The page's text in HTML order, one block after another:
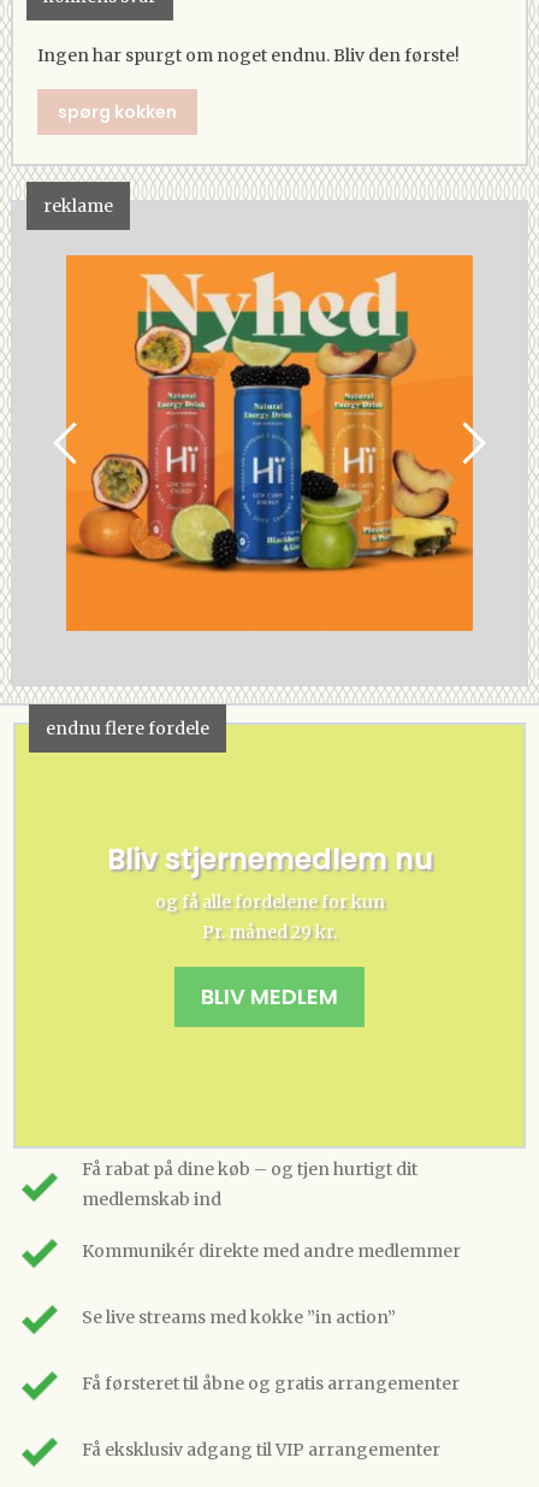
Ingen har spurgt om noget endnu. Bliv den første!
spørg kokken
reklame
endnu flere fordele
Bliv stjernemedlem nu
og få alle fordelene for kun
Pr. måned 29 kr.
BLIV MEDLEM
Få rabat på dine køb – og tjen hurtigt dit
medlemskab ind
Kommunikér direkte med andre medlemmer
Se live streams med kokke ”in action”
Få førsteret til åbne og gratis arrangementer
Få eksklusiv adgang til VIP arrangementer